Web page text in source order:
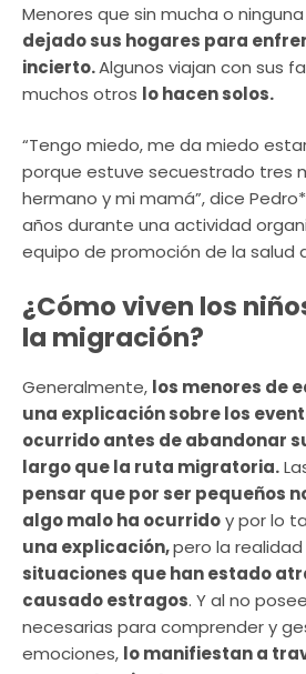
Menores que sin mucha o
dejado sus hogares para
incierto.Algunos viajan con sus
muchos otros lo hacen solos.
“Tengo miedo, me da miedo
porque estuve secuestrado tres
hermano y mi mamá”, dice
años durante una actividad
equipo de promoción de la salud
¿Cómo viven los
la migración?
Generalmente, los menores de
una explicación sobre los
ocurrido antes de abandonar
largo que la ruta migratoria.
pensar que por ser pequeños
algo malo ha ocurridoy por lo
una explicación,pero la
situaciones que han estado
causado estragos. Y al no
necesarias para comprender y
emociones, lo manifiestan a